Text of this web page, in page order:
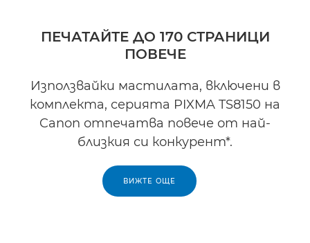
ПЕЧАТАЙТЕ ДО 170 СТРАНИЦИ
ПОВЕЧЕ
Използвайки мастилата, включени в
комплекта, серията PIXMA TS8150 на
Canon отпечатва повече от най-
близкия си конкурент*.
ВИЖТЕ ОЩЕ